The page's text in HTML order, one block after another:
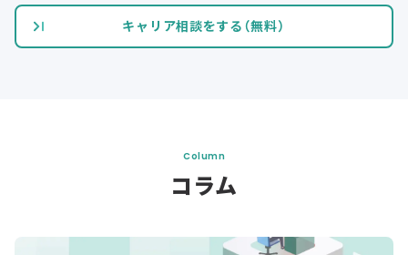
キャリア相談をする（無料）
Column
コラム